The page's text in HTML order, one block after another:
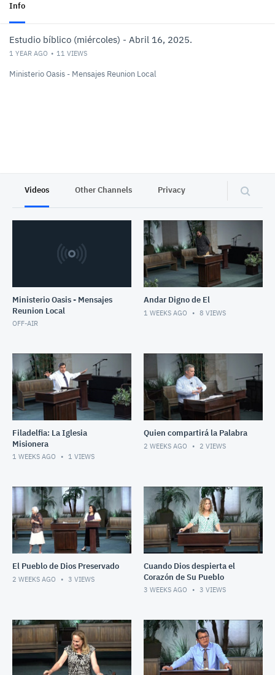
Info
Estudio bíblico (miércoles) - Abril 16, 2025.
1 YEAR AGO 11 VIEWS
Ministerio Oasis - Mensajes Reunion Local
Videos Other Channels Privacy
Ministerio Oasis - Mensajes
Reunion Local
OFF-AIR
Andar Digno de El
1 WEEKS AGO 8 VIEWS
Filadelfia: La Iglesia
Misionera
1 WEEKS AGO 1 VIEWS
Quien compartirá la Palabra
2 WEEKS AGO 2 VIEWS
El Pueblo de Dios Preservado
2 WEEKS AGO 3 VIEWS
Cuando Dios despierta el
Corazón de Su Pueblo
3 WEEKS AGO 3 VIEWS